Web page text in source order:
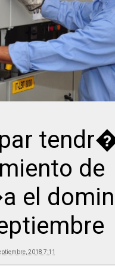
de
el
2018 7:11